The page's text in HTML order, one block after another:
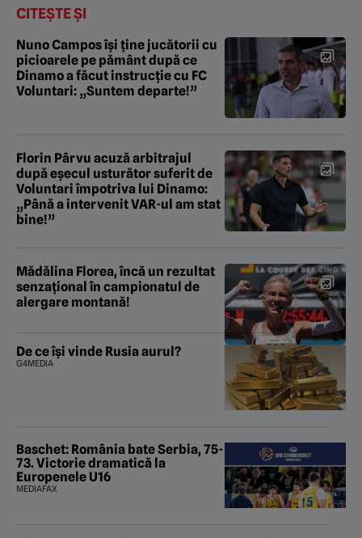
CITEȘTE ȘI
Nuno Campos își ține jucătorii cu
picioarele pe pământ după ce
Dinamo a făcut instrucție cu FC
Voluntari: „Suntem departe!”
Florin Pârvu acuză arbitrajul
după eșecul usturător suferit de
Voluntari împotriva lui Dinamo:
„Până a intervenit VAR-ul am stat
bine!”
Mădălina Florea, încă un rezultat
senzațional în campionatul de
alergare montană!
De ce își vinde Rusia aurul?
G4MEDIA
Baschet: România bate Serbia, 75-
73. Victorie dramatică la
Europenele U16
MEDIAFAX